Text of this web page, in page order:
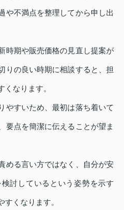
や不満点を整理してから申し出
時期や販売価格の見直し提案が
りの良い時期に相談すると、担
なります。
やすいため、最初は落ち着いて
要点を簡潔に伝えることが望ま
める言い方ではなく、自分が安
討しているという姿勢を示す
すくなります。